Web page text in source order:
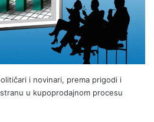
i novinari, prema prigodi i
u kupoprodajnom procesu